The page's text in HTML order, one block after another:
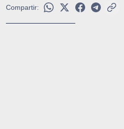
Compartir: